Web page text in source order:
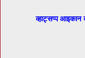
व्हाट्सप्प